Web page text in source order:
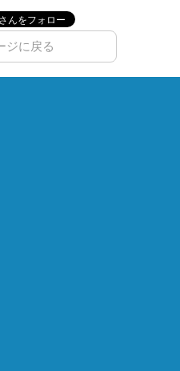
ジに戻る